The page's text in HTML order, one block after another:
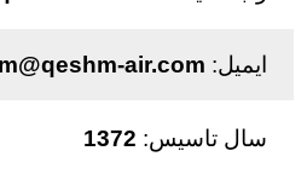
ایمیل: air.com
سال تاسیس: 1372